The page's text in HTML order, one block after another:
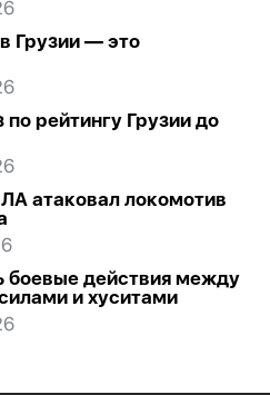
Грузии — это
рейтингу Грузии до
атаковал локомотив
боевые действия между
и хуситами